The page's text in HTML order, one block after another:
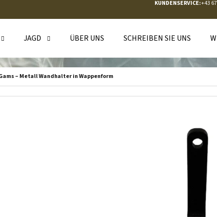
KUNDENSERVICE:+43
JAGD ÜBER UNS SCHREIBEN SIE UNS
– Metall Wandhalter in Wappenform
WAS SUCHEN SIE?
SUCHEN